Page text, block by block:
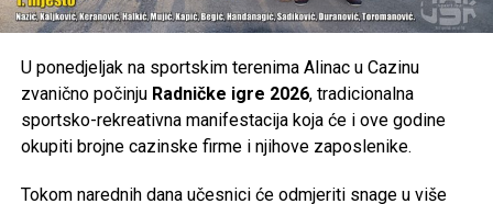
U ponedjeljak na sportskim terenima Alinac u Cazinu
zvanično počinju Radničke igre 2026, tradicionalna
sportsko-rekreativna manifestacija koja će i ove godine
okupiti brojne cazinske firme i njihove zaposlenike.
Tokom narednih dana učesnici će odmjeriti snage u više